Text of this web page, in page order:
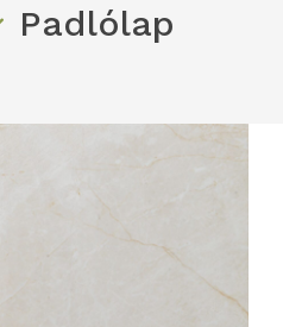
Padlólap